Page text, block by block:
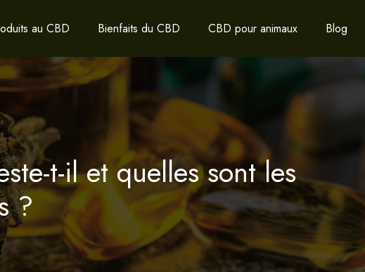
au CBD Bienfaits du CBD CBD pour animaux Blog
t-il et quelles sont les
?